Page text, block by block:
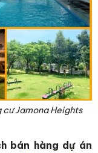
cư Jamona Heights
bán hàng dự án